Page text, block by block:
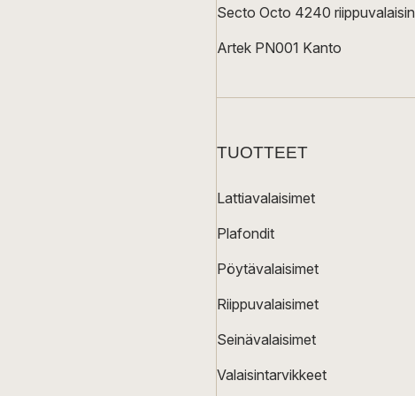
Secto Octo 4240 riippuvalaisin
Artek PN001 Kanto
TUOTTEET
Lattiavalaisimet
Plafondit
Pöytävalaisimet
Riippuvalaisimet
Seinävalaisimet
Valaisintarvikkeet